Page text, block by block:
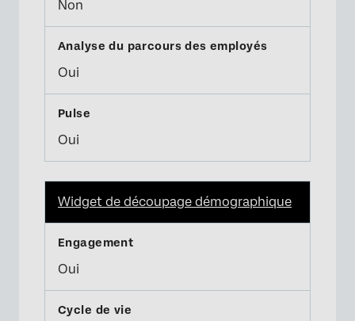
Non
Oui
Oui
Widget de découpage démographique
Oui